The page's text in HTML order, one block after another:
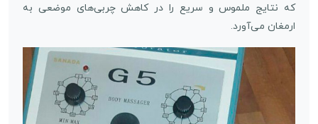
که نتایج ملموس و سریع را در کاهش چربی‌های موضعی به
ارمغان می‌آورد.